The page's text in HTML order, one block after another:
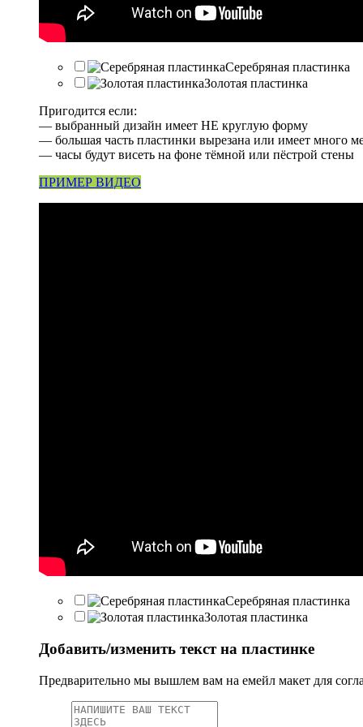
Серебряная пластинка
Золотая пластинка
Пригодится если:
— выбранный дизайн имеет НЕ круглую форму
— большая часть пластинки вырезана или имеет много
— часы будут висеть на фоне тёмной или пёстрой стены
ПРИМЕР ВИДЕО
Серебряная пластинка
Золотая пластинка
Добавить/изменить текст на пластинке
Предварительно мы вышлем вам на емейл макет для